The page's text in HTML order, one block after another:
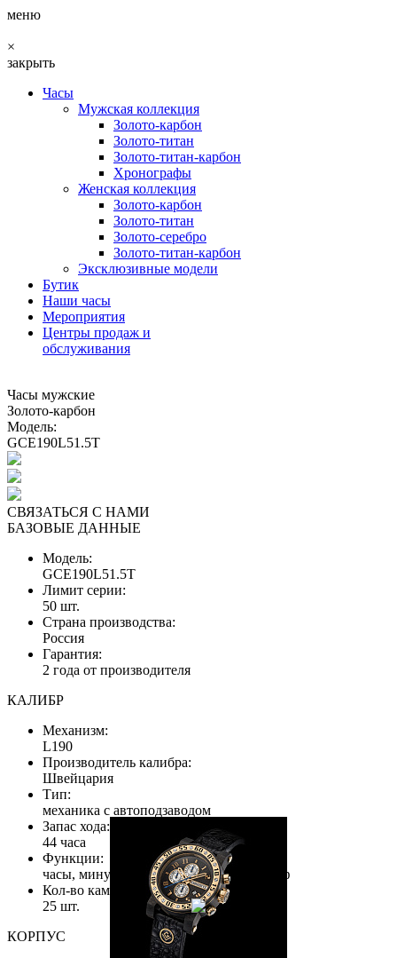
меню
×
закрыть
Часы
Мужская коллекция
Золото-карбон
Золото-титан
Золото-титан-карбон
Хронографы
Женская коллекция
Золото-карбон
Золото-титан
Золото-серебро
Золото-титан-карбон
Эксклюзивные модели
Бутик
Наши часы
Мероприятия
Центры продаж и
обслуживания
Часы мужские
Золото-карбон
Модель:
GCE190L51.5T
СВЯЗАТЬСЯ С НАМИ
БАЗОВЫЕ ДАННЫЕ
Модель:
GCE190L51.5T
Лимит серии:
50 шт.
Страна производства:
Россия
Гарантия:
2 года от производителя
КАЛИБР
Механизм:
L190
Производитель калибра:
Швейцария
Тип:
механика с автоподзаводом
Запас хода:
44 часа
Функции:
часы, минуты, секунды, дата, хронограф
Кол-во камней:
25 шт.
КОРПУС